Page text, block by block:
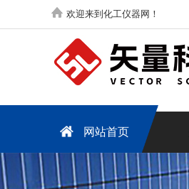
欢迎来到化工仪器网！
网站首页